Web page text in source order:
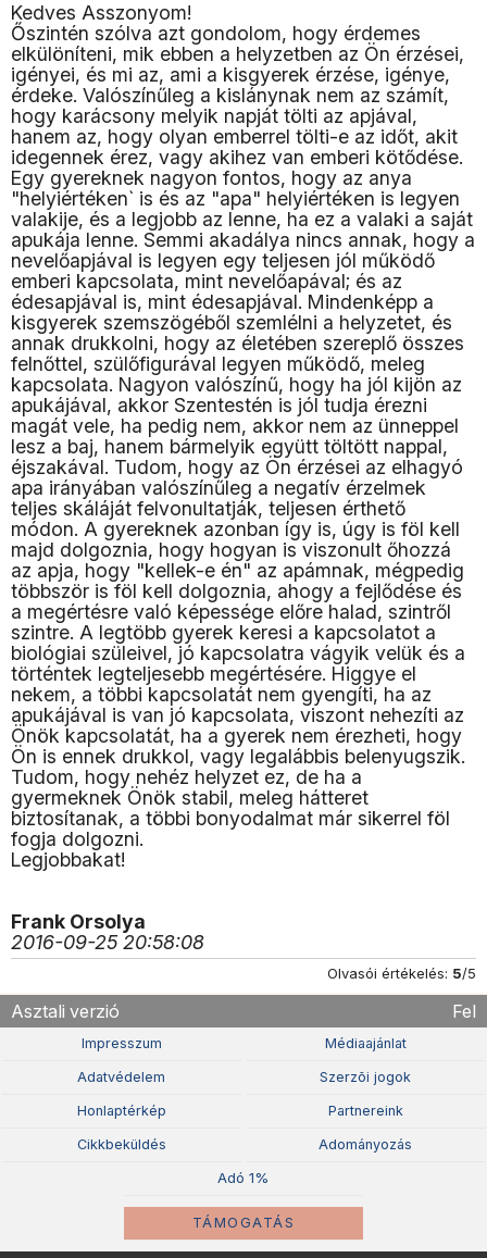
Kedves Asszonyom!
Őszintén szólva azt gondolom, hogy érdemes
elkülöníteni, mik ebben a helyzetben az Ön érzései,
igényei, és mi az, ami a kisgyerek érzése, igénye,
érdeke. Valószínűleg a kislánynak nem az számít,
hogy karácsony melyik napját tölti az apjával,
hanem az, hogy olyan emberrel tölti-e az időt, akit
idegennek érez, vagy akihez van emberi kötődése.
Egy gyereknek nagyon fontos, hogy az anya
"helyiértéken` is és az "apa" helyiértéken is legyen
valakije, és a legjobb az lenne, ha ez a valaki a saját
apukája lenne. Semmi akadálya nincs annak, hogy a
nevelőapjával is legyen egy teljesen jól működő
emberi kapcsolata, mint nevelőapával; és az
édesapjával is, mint édesapjával. Mindenképp a
kisgyerek szemszögéből szemlélni a helyzetet, és
annak drukkolni, hogy az életében szereplő összes
felnőttel, szülőfigurával legyen működő, meleg
kapcsolata. Nagyon valószínű, hogy ha jól kijön az
apukájával, akkor Szentestén is jól tudja érezni
magát vele, ha pedig nem, akkor nem az ünneppel
lesz a baj, hanem bármelyik együtt töltött nappal,
éjszakával. Tudom, hogy az Ön érzései az elhagyó
apa irányában valószínűleg a negatív érzelmek
teljes skáláját felvonultatják, teljesen érthető
módon. A gyereknek azonban így is, úgy is föl kell
majd dolgoznia, hogy hogyan is viszonult őhozzá
az apja, hogy "kellek-e én" az apámnak, mégpedig
többször is föl kell dolgoznia, ahogy a fejlődése és
a megértésre való képessége előre halad, szintről
szintre. A legtöbb gyerek keresi a kapcsolatot a
biológiai szüleivel, jó kapcsolatra vágyik velük és a
történtek legteljesebb megértésére. Higgye el
nekem, a többi kapcsolatát nem gyengíti, ha az
apukájával is van jó kapcsolata, viszont nehezíti az
Önök kapcsolatát, ha a gyerek nem érezheti, hogy
Ön is ennek drukkol, vagy legalábbis belenyugszik.
Tudom, hogy nehéz helyzet ez, de ha a
gyermeknek Önök stabil, meleg hátteret
biztosítanak, a többi bonyodalmat már sikerrel föl
fogja dolgozni.
Legjobbakat!
Frank Orsolya
2016-09-25 20:58:08
Olvasói értékelés: 5/5
Asztali verzió Fel
Impresszum Médiaajánlat
Adatvédelem Szerzõi jogok
Honlaptérkép Partnereink
Cikkbeküldés Adományozás
Adó 1%
TÁMOGATÁS